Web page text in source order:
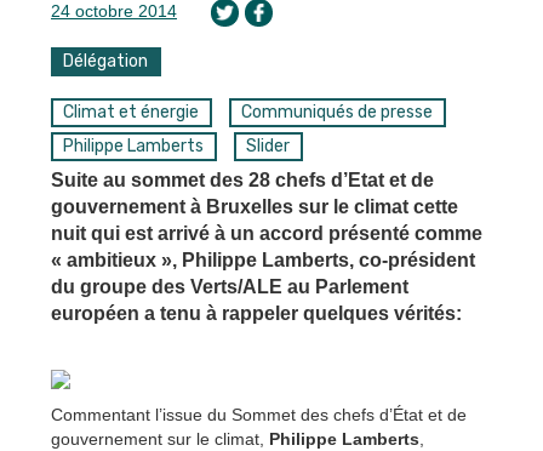
24 octobre 2014
Délégation
Climat et énergie
Communiqués de presse
Philippe Lamberts
Slider
Suite au sommet des 28 chefs d’Etat et de
gouvernement à Bruxelles sur le climat cette
nuit qui est arrivé à un accord présenté comme
« ambitieux », Philippe Lamberts, co-président
du groupe des Verts/ALE au Parlement
européen a tenu à rappeler quelques vérités:
Commentant l’issue du Sommet des chefs d’État et de
gouvernement sur le climat, Philippe Lamberts